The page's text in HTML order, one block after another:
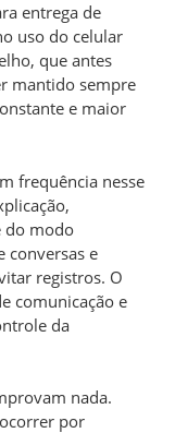
entrega de
uso do celular
que antes
mantido sempre
e maior
frequência nesse
do modo
conversas e
registros. O
comunicação e
da
nada.
por